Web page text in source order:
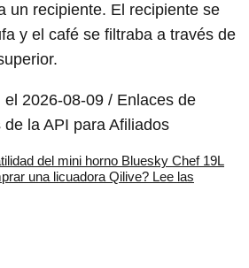
un recipiente. El recipiente se
y el café se filtraba a través de
2026-08-09 / Enlaces de
la API para Afiliados
del mini horno Bluesky Chef 19L
una licuadora Qilive? Lee las